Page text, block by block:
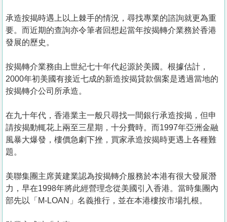
承造按揭時遇上以上棘手的情況，尋找專業的諮詢就更為重
要。而近期的查詢亦令筆者回想起當年按揭轉介業務於香港
發展的歷史。
按揭轉介業務由上世紀七十年代起源於美國。根據估計，
2000年初美國有接近七成的新造按揭貸款個案是透過當地的
按揭轉介公司所承造。
在九十年代，香港業主一般只尋找一間銀行承造按揭，但申
請按揭動輒花上兩至三星期，十分費時。而1997年亞洲金融
風暴大爆發，樓價急劇下挫，買家承造按揭時更遇上各種難
題。
美聯集團主席黃建業認為按揭轉介服務於本港有很大發展潛
力，早在1998年將此經營理念從美國引入香港。當時集團內
部先以「M-LOAN」名義推行，並在本港樓按市場扎根。